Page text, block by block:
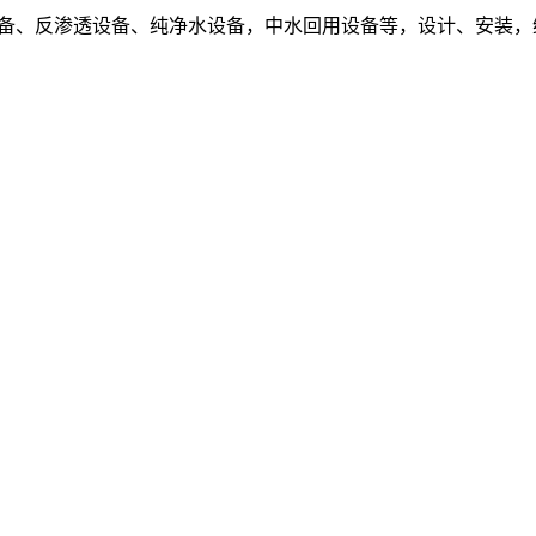
反渗透设备、纯净水设备，中水回用设备等，设计、安装，